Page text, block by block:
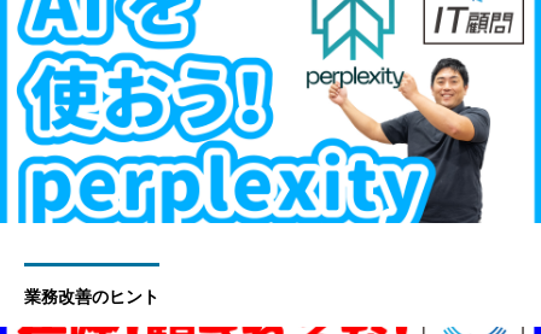
業務改善のヒント